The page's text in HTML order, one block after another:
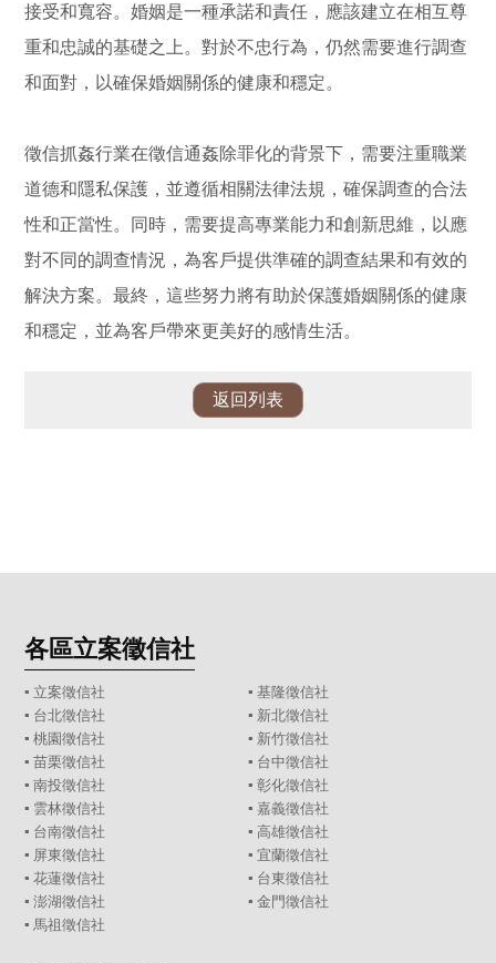
接受和寬容。婚姻是一種承諾和責任，應該建立在相互尊
重和忠誠的基礎之上。對於不忠行為，仍然需要進行調查
和面對，以確保婚姻關係的健康和穩定。
徵信抓姦行業在徵信通姦除罪化的背景下，需要注重職業
道德和隱私保護，並遵循相關法律法規，確保調查的合法
性和正當性。同時，需要提高專業能力和創新思維，以應
對不同的調查情況，為客戶提供準確的調查結果和有效的
解決方案。最終，這些努力將有助於保護婚姻關係的健康
和穩定，並為客戶帶來更美好的感情生活。
返回列表
各區立案徵信社
▪ 立案徵信社 ▪ 基隆徵信社
▪ 台北徵信社 ▪ 新北徵信社
▪桃園徵信社 ▪ 新竹徵信社
▪苗栗徵信社 ▪ 台中徵信社
▪南投徵信社 ▪ 彰化徵信社
▪ 雲林徵信社 ▪ 嘉義徵信社
▪ 台南徵信社 ▪ 高雄徵信社
▪ 屏東徵信社 ▪ 宜蘭徵信社
▪花蓮徵信社 ▪ 台東徵信社
▪澎湖徵信社 ▪ 金門徵信社
▪ 馬祖徵信社